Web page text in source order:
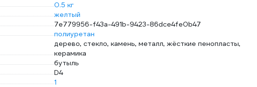
0.5 кг
желтый
7e779956-f43a-491b-9423-86dce4fe0b47
полиуретан
дерево, стекло, камень, металл, жёсткие пенопласты,
керамика
бутыль
D4
1